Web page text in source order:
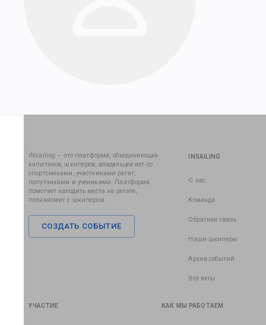
iNsailing – это платформа, объединяющая
капитанов, шкиперов, владельцев яхт со
спортсменами, участниками регат,
попутчиками и учениками. Платформа
помогает находить места на регате,
познакомит с шкипером.
СОЗДАТЬ СОБЫТИЕ
INSAILING
О нас
Команда
Обратная связь
Наши шкиперы
Архив событий
Все яхты
УЧАСТИЕ КАК МЫ РАБОТАЕМ